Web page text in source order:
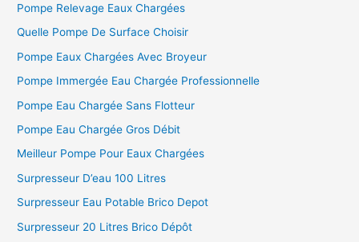
Pompe Relevage Eaux Chargées
Quelle Pompe De Surface Choisir
Pompe Eaux Chargées Avec Broyeur
Pompe Immergée Eau Chargée Professionnelle
Pompe Eau Chargée Sans Flotteur
Pompe Eau Chargée Gros Débit
Meilleur Pompe Pour Eaux Chargées
Surpresseur D’eau 100 Litres
Surpresseur Eau Potable Brico Depot
Surpresseur 20 Litres Brico Dépôt